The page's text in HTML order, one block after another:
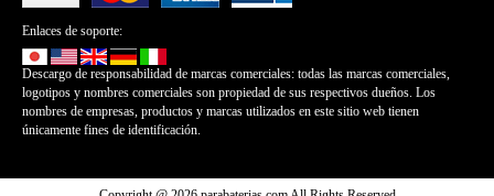
Enlaces de soporte:
Descargo de responsabilidad de marcas comerciales: todas las marcas comerciales,
logotipos y nombres comerciales son propiedad de sus respectivos dueños. Los
nombres de empresas, productos y marcas utilizados en este sitio web tienen
únicamente fines de identificación.